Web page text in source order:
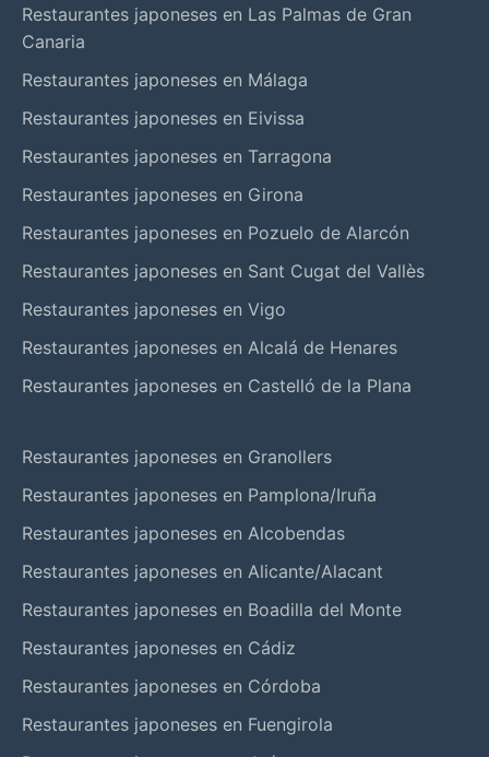
Restaurantes japoneses en Las Palmas de Gran
Canaria
Restaurantes japoneses en Málaga
Restaurantes japoneses en Eivissa
Restaurantes japoneses en Tarragona
Restaurantes japoneses en Girona
Restaurantes japoneses en Pozuelo de Alarcón
Restaurantes japoneses en Sant Cugat del Vallès
Restaurantes japoneses en Vigo
Restaurantes japoneses en Alcalá de Henares
Restaurantes japoneses en Castelló de la Plana
Restaurantes japoneses en Granollers
Restaurantes japoneses en Pamplona/Iruña
Restaurantes japoneses en Alcobendas
Restaurantes japoneses en Alicante/Alacant
Restaurantes japoneses en Boadilla del Monte
Restaurantes japoneses en Cádiz
Restaurantes japoneses en Córdoba
Restaurantes japoneses en Fuengirola